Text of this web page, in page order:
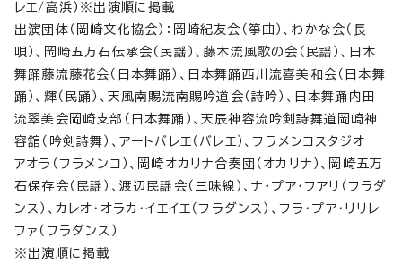
レエ/高浜）※出演順に掲載
出演団体（岡崎文化協会）：岡崎紀友会（箏曲）、わかな会（長
唄）、岡崎五万石伝承会（民謡）、藤本流風歌の会（民謡）、日本
舞踊藤流藤花会（日本舞踊）、日本舞踊西川流喜美和会（日本舞
踊）、輝（民踊）、天風南賜流南賜吟道会（詩吟）、日本舞踊内田
流翠美会岡崎支部（日本舞踊）、天辰神容流吟剣詩舞道岡崎神
容舘（吟剣詩舞）、アートバレエ（バレエ）、フラメンコスタジオ
アオラ（フラメンコ）、岡崎オカリナ合奏団（オカリナ）、岡崎五万
石保存会（民謡）、渡辺民謡会（三味線）、ナ・プア・フアリ（フラダ
ンス）、カレオ・オラカ・イエイエ（フラダンス）、フラ・プア・リリレ
ファ（フラダンス）
※出演順に掲載